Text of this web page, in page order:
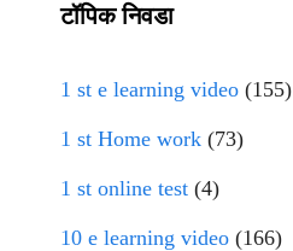
टॉपिक निवडा
1 st e learning video (155)
1 st Home work (73)
1 st online test (4)
10 e learning video (166)